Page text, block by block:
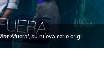
atresplayer lanza el tráiler oficial de ‘Mar Afuera’, su nueva serie original, que se estrena el 14 de septiembre con Gabriel Guevara, Hugo Welzel y Laura Simón como protagonistas | Atresmedia